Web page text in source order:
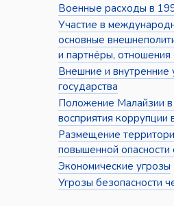
Военные расходы в
Участие в
основные
и партнёры, отношения
Внешние и внутренние
государства
Положение Малайзии в
восприятия
Размещение
повышенной опасности
Экономические угрозы
Угрозы безопасности